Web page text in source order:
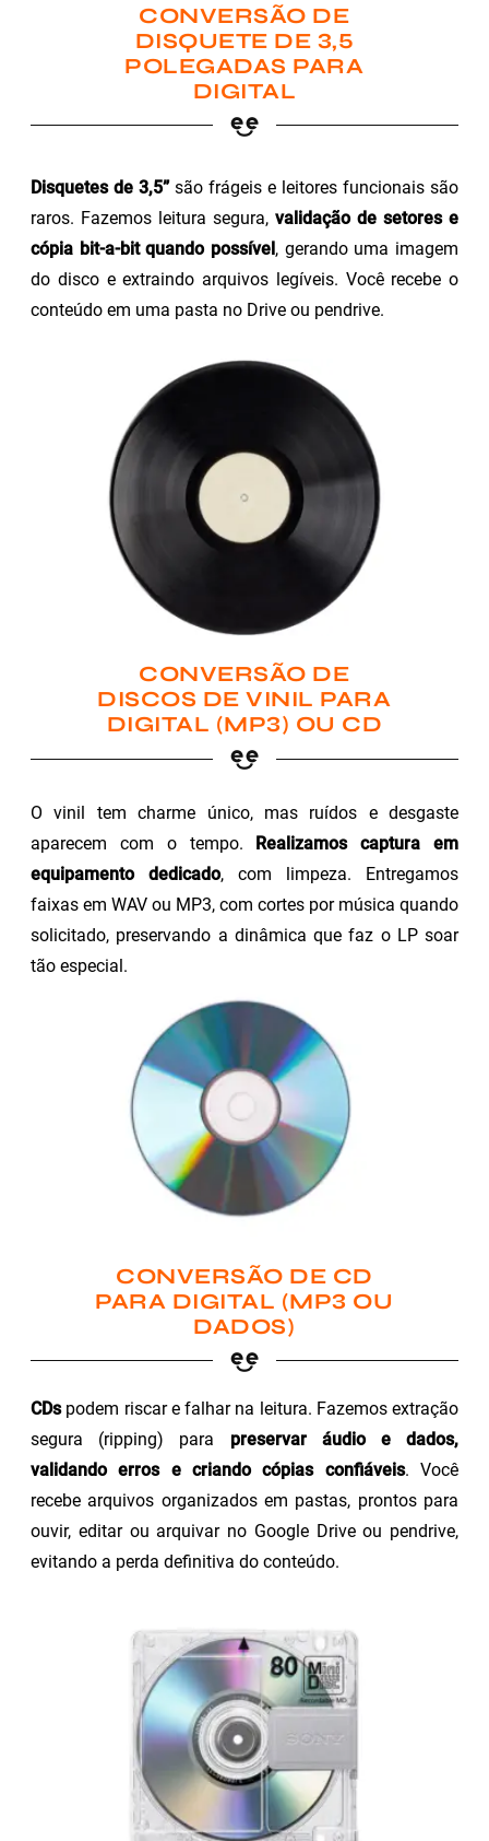
CONVERSÃO DE
DISQUETE DE 3,5
POLEGADAS PARA
DIGITAL
Disquetes de 3,5”são frágeis e leitores funcionais são
raros. Fazemos leitura segura, validação de setores e
cópia bit-a-bit quando possível, gerando uma imagem
do disco e extraindo arquivos legíveis. Você recebe o
conteúdo em uma pasta no Drive ou pendrive.
CONVERSÃO DE
DISCOS DE VINIL PARA
DIGITAL (MP3) OU CD
O vinil tem charme único, mas ruídos e desgaste
aparecem com o tempo.
Realizamos captura em
equipamento dedicado, com limpeza. Entregamos
faixas em WAV ou MP3, com cortes por música quando
solicitado, preservando a dinâmica que faz o LP soar
tão especial.
CONVERSÃO DE CD
PARA DIGITAL (MP3 OU
DADOS)
CDspodem riscar e falhar na leitura. Fazemos extração
segura (ripping) para preservar áudio e dados,
validando erros e criando cópias confiáveis. Você
recebe arquivos organizados em pastas, prontos para
ouvir, editar ou arquivar no Google Drive ou pendrive,
evitando a perda definitiva do conteúdo.